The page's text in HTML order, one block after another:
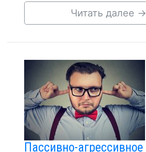
Читать далее →
Пассивно-агрессивное